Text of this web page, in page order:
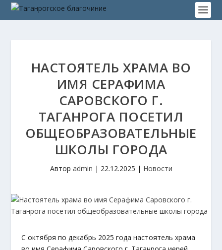
НАСТОЯТЕЛЬ ХРАМА ВО
ИМЯ СЕРАФИМА
САРОВСКОГО Г.
ТАГАНРОГА ПОСЕТИЛ
ОБЩЕОБРАЗОВАТЕЛЬНЫЕ
ШКОЛЫ ГОРОДА
Автор admin | 22.12.2025 | Новости
С октября по декабрь 2025 года настоятель храма